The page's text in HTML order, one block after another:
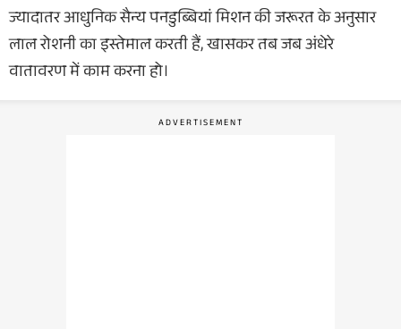
ज्यादातर आधुनिक सैन्य पनडुब्बियां मिशन की जरूरत के अनुसार
लाल रोशनी का इस्तेमाल करती हैं, खासकर तब जब अंधेरे
वातावरण में काम करना हो।